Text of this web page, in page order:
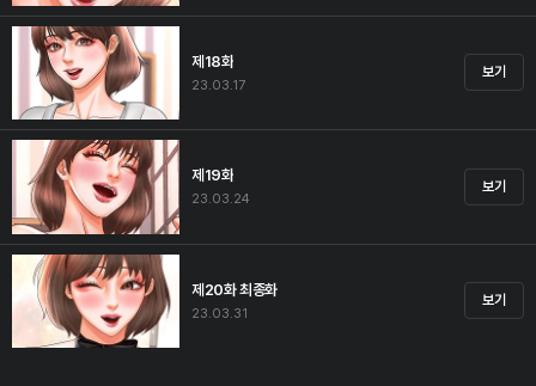
제18화
23.03.17
보기
제19화
23.03.24
보기
제20화 최종화
23.03.31
보기